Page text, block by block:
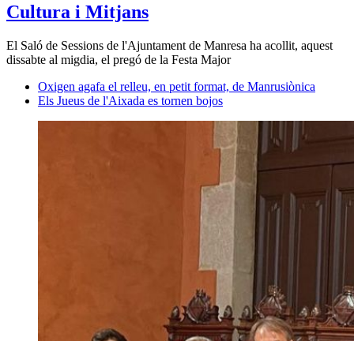
Cultura i Mitjans
El Saló de Sessions de l'Ajuntament de Manresa ha acollit, aquest
dissabte al migdia, el pregó de la Festa Major
Oxigen agafa el relleu, en petit format, de Manrusiònica
Els Jueus de l'Aixada es tornen bojos